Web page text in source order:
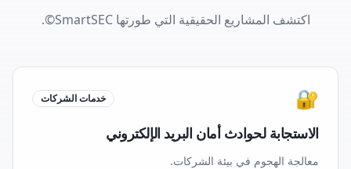
اكتشف المشاريع الحقيقية التي طورتها SmartSEC©.
🔐 خدمات الشركات
الاستجابة لحوادث أمان البريد الإلكتروني
معالجة الهجوم في بيئة الشركات.